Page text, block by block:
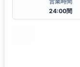
24:00間